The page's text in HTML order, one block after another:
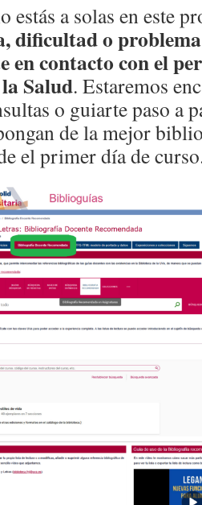
estás a solas en este
dificultad o
en contacto con el
Salud. Estaremos
o guiarte paso a
de la mejor
el primer día de